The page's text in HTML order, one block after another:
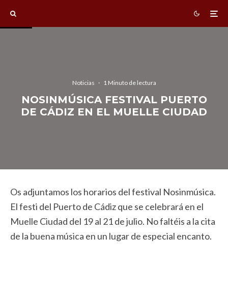
Noticias · 1 Minuto de lectura
NOSINMÚSICA FESTIVAL PUERTO
DE CÁDIZ EN EL MUELLE CIUDAD
Os adjuntamos los horarios del festival Nosinmúsica.
El festi del Puerto de Cádiz que se celebrará en el
Muelle Ciudad del 19 al 21 de julio. No faltéis a la cita
de la buena música en un lugar de especial encanto.